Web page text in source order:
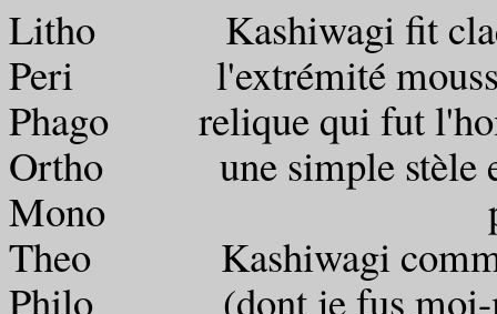
Litho Kashiwagi fit
Peri l'extrémité
Phago relique qui fut
Ortho une simple stèle
Mono prunier
Theo Kashiwagi comme
Philo (dont je fus moi-